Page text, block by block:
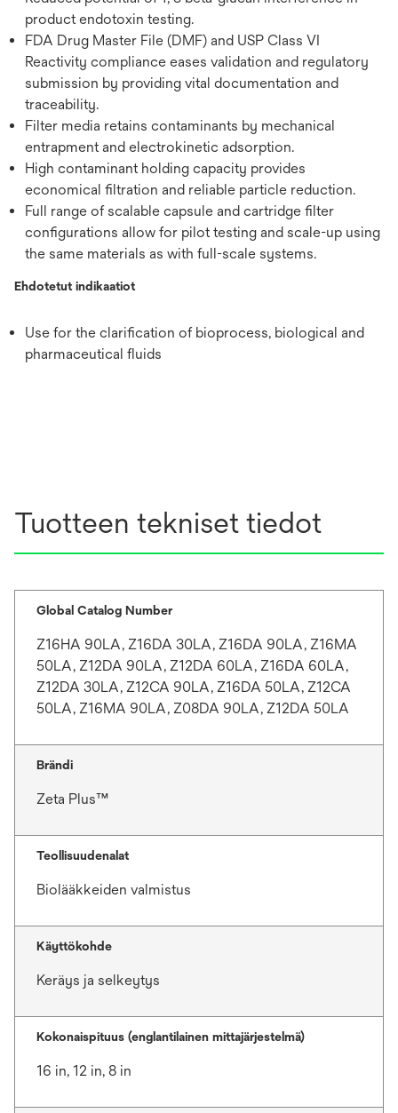
product endotoxin testing.
FDA Drug Master File (DMF) and USP Class VI
Reactivity compliance eases validation and regulatory
submission by providing vital documentation and
traceability.
Filter media retains contaminants by mechanical
entrapment and electrokinetic adsorption.
High contaminant holding capacity provides
economical filtration and reliable particle reduction.
Full range of scalable capsule and cartridge filter
configurations allow for pilot testing and scale-up using
the same materials as with full-scale systems.
Ehdotetut indikaatiot
Use for the clarification of bioprocess, biological and
pharmaceutical fluids
Tuotteen tekniset tiedot
Global Catalog Number
Z16HA 90LA, Z16DA 30LA, Z16DA 90LA, Z16MA
50LA, Z12DA 90LA, Z12DA 60LA, Z16DA 60LA,
Z12DA 30LA, Z12CA 90LA, Z16DA 50LA, Z12CA
50LA, Z16MA 90LA, Z08DA 90LA, Z12DA 50LA
Brändi
Zeta Plus™
Teollisuudenalat
Biolääkkeiden valmistus
Käyttökohde
Keräys ja selkeytys
Kokonaispituus (englantilainen mittajärjestelmä)
16 in, 12 in, 8 in